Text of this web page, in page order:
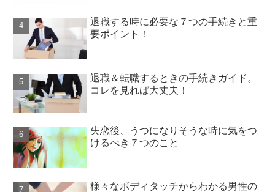
退職する時に必要な７つの手続きと重
要ポイント！
退職＆転職するときの手続きガイド。
コレを見れば大丈夫！
失恋後、うつになりそうな時に気をつ
けるべき７つのこと
様々なボディタッチからわかる男性の